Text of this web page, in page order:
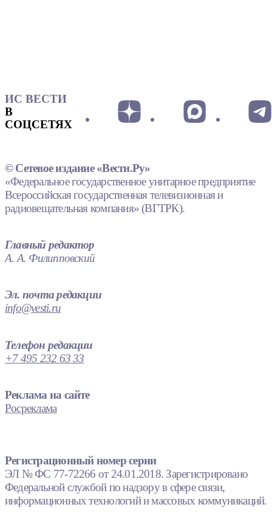
ИС ВЕСТИ
В
СОЦСЕТЯХ
© Сетевое издание «Вести.Ру»
«Федеральное государственное унитарное предприятие
Всероссийская государственная телевизионная и
радиовещательная компания» (ВГТРК).
Главный редактор
А. А. Филипповский
Эл. почта редакции
info@vesti.ru
Телефон редакции
+7 495 232 63 33
Реклама на сайте
Росреклама
Регистрационный номер серии
ЭЛ № ФС 77-72266 от 24.01.2018. Зарегистрировано
Федеральной службой по надзору в сфере связи,
информационных технологий и массовых коммуникаций.